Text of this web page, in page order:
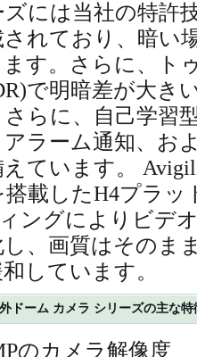
には当社の特許
されており、暗い
す。さらに、ト
で明暗差が大き
らに、自己学習
ラーム通知、お
ています。
載したH4プラッ
ングによりビデ
、画質はそのま
しています。
ドーム カメラ シリーズの主な特
のカメラ解像度